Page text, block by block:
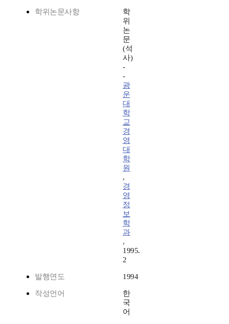
학위논문사항
학
위
논
문
(석
사)
-
-
광
운
대
학
교
경
영
대
학
원
,
경
영
정
보
학
과
,
1995.
2
발행연도 1994
작성언어
한
국
어